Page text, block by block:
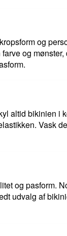
og
og
altid bikinien i
Vask
og pasform.
udvalg af